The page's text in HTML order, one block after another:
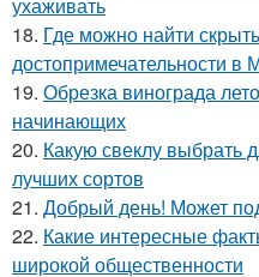
18. Где можно найти
достопримечательности в
19. Обрезка винограда
начинающих
20. Какую свеклу выбрать
лучших сортов
21. Добрый день! Может
22. Какие интересные
широкой общественности